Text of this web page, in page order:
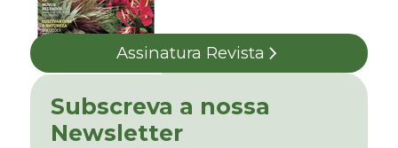
Assinatura Revista
Subscreva a nossa
Newsletter